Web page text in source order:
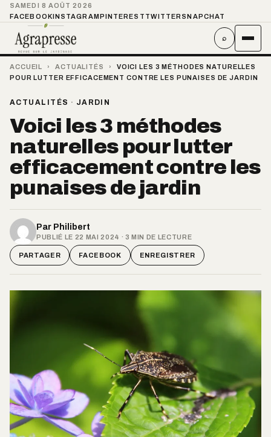
SAMEDI 8 AOÛT 2026
FACEBOOKINSTAGRAMPINTEREST TWITTER SNAPCHAT
⌕
ACCUEIL › ACTUALITÉS ›
VOICI LES 3 MÉTHODES NATURELLES
POUR LUTTER EFFICACEMENT CONTRE LES PUNAISES DE JARDIN
ACTUALITÉS · JARDIN
Voici les 3 méthodes
naturelles pour lutter
efficacement contre les
punaises de jardin
Par Philibert
PUBLIÉ LE 22 MAI 2024 · 3 MIN DE LECTURE
PARTAGER FACEBOOK ENREGISTRER